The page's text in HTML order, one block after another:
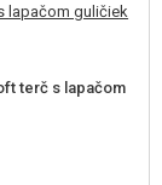
terč s lapačom